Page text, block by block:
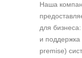
Наша
для
и
premise)